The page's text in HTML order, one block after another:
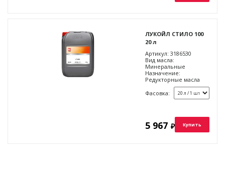
ЛУКОЙЛ СТИЛО 100
20 л
Артикул: 3186530
Вид масла:
Минеральные
Назначение:
Редукторные масла
Фасовка:
5 967 ₽ Купить